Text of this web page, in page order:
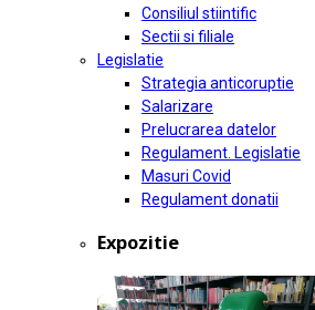
Consiliul stiintific
Sectii si filiale
Legislatie
Strategia anticoruptie
Salarizare
Prelucrarea datelor
Regulament. Legislatie
Masuri Covid
Regulament donatii
Expozitie